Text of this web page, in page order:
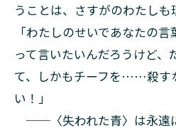
うことは、さすがのわたしも
「わたしのせいであなたの
って言いたいんだろうけど、
て、しかもチーフを……殺す
い！」
──〈失われた青〉は永遠